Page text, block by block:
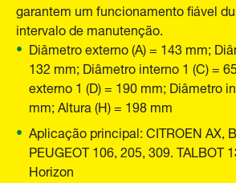
garantem um funcionamento fiável
intervalo de manutenção.
Diâmetro externo (A) = 143 mm;
132 mm; Diâmetro interno 1 (C) =
externo 1 (D) = 190 mm; Diâmetro
mm; Altura (H) = 198 mm
Aplicação principal: CITROEN AX,
PEUGEOT 106, 205, 309. TALBOT
Horizon